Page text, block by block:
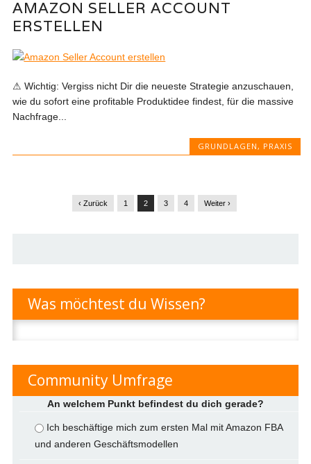
AMAZON SELLER ACCOUNT
ERSTELLEN
⚠ Wichtig: Vergiss nicht Dir die neueste Strategie anzuschauen,
wie du sofort eine profitable Produktidee findest, für die massive
Nachfrage...
GRUNDLAGEN , PRAXIS
‹ Zurück 1 2 3 4 Weiter ›
Was möchtest du Wissen?
nach:
Community Umfrage
An welchem Punkt befindest du dich gerade?
Ich beschäftige mich zum ersten Mal mit Amazon FBA
und anderen Geschäftsmodellen